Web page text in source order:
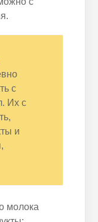
с
Их с
и
молока